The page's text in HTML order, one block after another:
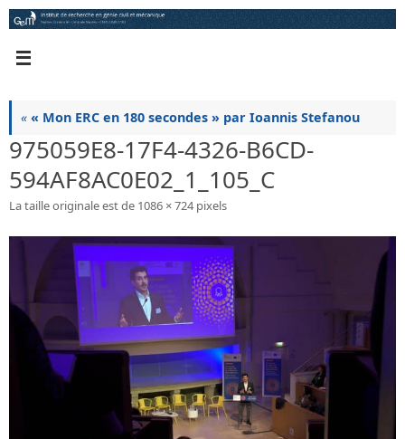
Passer
au
« « Mon ERC en 180 secondes » par Ioannis Stefanou
975059E8-17F4-4326-B6CD-
594AF8AC0E02_1_105_C
La taille originale est de 1086 × 724 pixels